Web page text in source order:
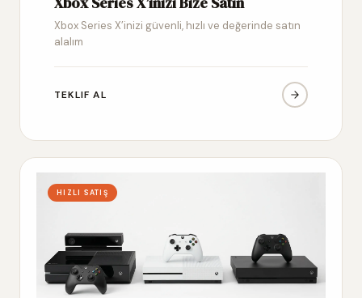
Xbox Series X’inizi güvenli, hızlı ve değerinde satın
alalım
TEKLIF AL
HIZLI SATIŞ